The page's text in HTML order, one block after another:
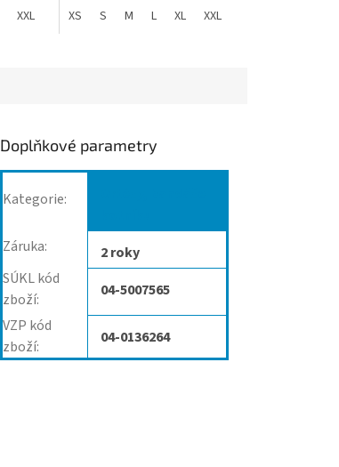
XXL XXXLXS S M L XL XXL
Doplňkové parametry
Kategorie:
Záruka:
2 roky
SÚKL kód
zboží:
04-5007565
VZP kód
zboží: 04-0136264